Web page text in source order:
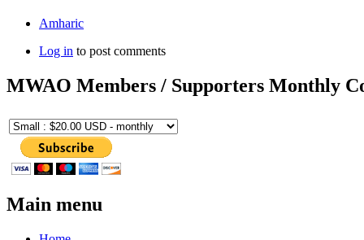
Amharic
Log in to post comments
MWAO Members / Supporters Monthly
Main menu